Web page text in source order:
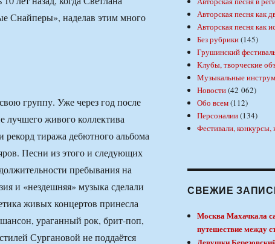
Снайперы», наделав этим много
группу. Уже через год после
лучшего живого коллектива
рекорд тиража дебютного альбома
Песни из этого и следующих
пребывания на
и «нездешняя» музыка сделали
живых концертов принесла
ураганный рок, брит-поп,
Сургановой не поддаётся
Авторская песня как
Авторская песня как
Без рубрики(145)
Грушинский
Клубы, творческие
Музыкальные
Новости(42 062)
Обо всем(112)
Персоналии(134)
Фестивали, конкурсы,
СВЕЖИЕ
Москва Махачкала
путешествие между